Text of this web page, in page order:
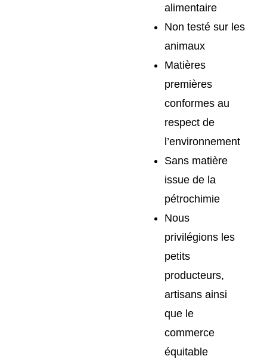
alimentaire
Non testé sur les
animaux
Matières
premières
conformes au
respect de
l’environnement
Sans matière
issue de la
pétrochimie
Nous
privilégions les
petits
producteurs,
artisans ainsi
que le
commerce
équitable